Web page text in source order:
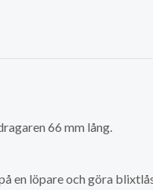
66 mm lång.
en löpare och göra